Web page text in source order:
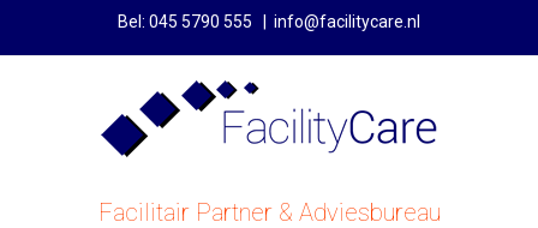
Bel: 045 5790 555 info@facilitycare.nl
Facilitair Partner & Adviesbureau